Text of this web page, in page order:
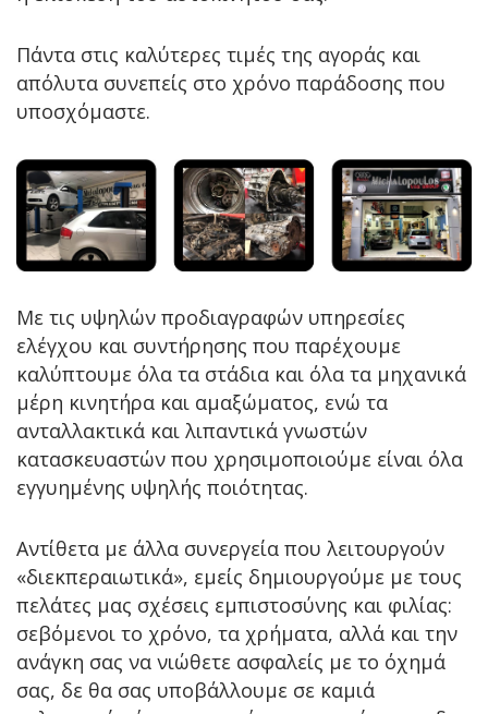
Πάντα στις καλύτερες τιμές της αγοράς και
απόλυτα συνεπείς στο χρόνο παράδοσης που
υποσχόμαστε.
Με τις υψηλών προδιαγραφών υπηρεσίες
ελέγχου και συντήρησης που παρέχουμε
καλύπτουμε όλα τα στάδια και όλα τα μηχανικά
μέρη κινητήρα και αμαξώματος, ενώ τα
ανταλλακτικά και λιπαντικά γνωστών
κατασκευαστών που χρησιμοποιούμε είναι όλα
εγγυημένης υψηλής ποιότητας.
Αντίθετα με άλλα συνεργεία που λειτουργούν
«διεκπεραιωτικά», εμείς δημιουργούμε με τους
πελάτες μας σχέσεις εμπιστοσύνης και φιλίας:
σεβόμενοι το χρόνο, τα χρήματα, αλλά και την
ανάγκη σας να νιώθετε ασφαλείς με το όχημά
σας, δε θα σας υποβάλλουμε σε καμιά